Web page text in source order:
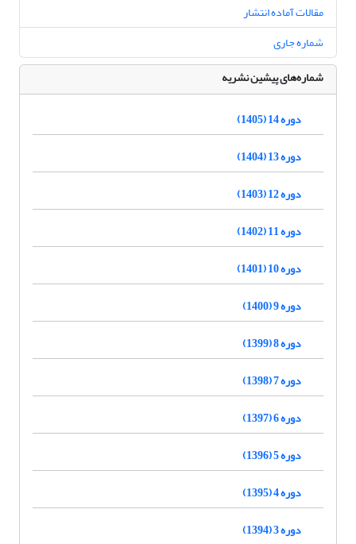
مقالات آماده انتشار
شماره جاری
شماره‌های پیشین نشریه
دوره 14 (1405)
دوره 13 (1404)
دوره 12 (1403)
دوره 11 (1402)
دوره 10 (1401)
دوره 9 (1400)
دوره 8 (1399)
دوره 7 (1398)
دوره 6 (1397)
دوره 5 (1396)
دوره 4 (1395)
دوره 3 (1394)